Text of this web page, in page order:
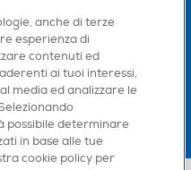
anche di terze
esperienza di
contenuti ed
ai tuoi interessi,
media ed analizzare le
possibile determinare
in base alle tue
cookie policy per